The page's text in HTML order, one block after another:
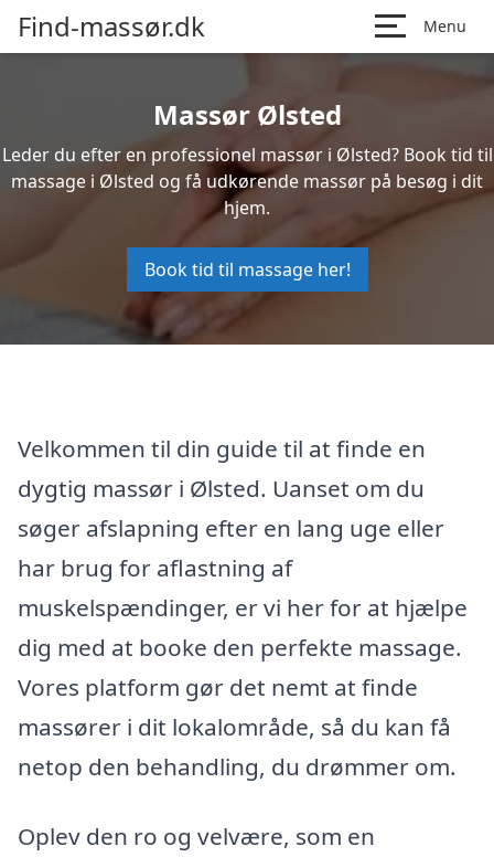
Find-massør.dk Menu
Massør Ølsted
Leder du efter en professionel massør i Ølsted? Book tid til
massage i Ølsted og få udkørende massør på besøg i dit
hjem.
Book tid til massage her!
Velkommen til din guide til at finde en
dygtig massør i Ølsted. Uanset om du
søger afslapning efter en lang uge eller
har brug for aflastning af
muskelspændinger, er vi her for at hjælpe
dig med at booke den perfekte massage.
Vores platform gør det nemt at finde
massører i dit lokalområde, så du kan få
netop den behandling, du drømmer om.
Oplev den ro og velvære, som en